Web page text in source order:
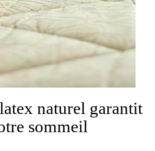
naturel garantit
sommeil